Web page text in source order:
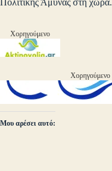
Πολιτικής Άμυνας στη χώρα.
Χορηγούμενο
Χορηγούμενο
Μου αρέσει αυτό: